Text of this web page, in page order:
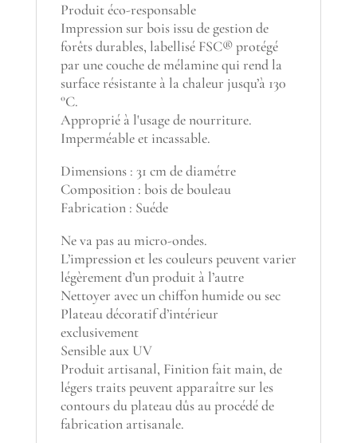
Produit éco-responsable
Impression sur bois issu de gestion de
forêts durables, labellisé FSC® protégé
par une couche de mélamine qui rend la
surface résistante à la chaleur jusqu’à 130
°C.
Approprié à l'usage de nourriture.
Imperméable et incassable.
Dimensions : 31 cm de diamétre
Composition : bois de bouleau
Fabrication : Suéde
Ne va pas au micro-ondes.
L’impression et les couleurs peuvent varier
légèrement d’un produit à l’autre
Nettoyer avec un chiffon humide ou sec
Plateau décoratif d’intérieur
exclusivement
Sensible aux UV
Produit artisanal, Finition fait main, de
légers traits peuvent apparaître sur les
contours du plateau dûs au procédé de
fabrication artisanale.